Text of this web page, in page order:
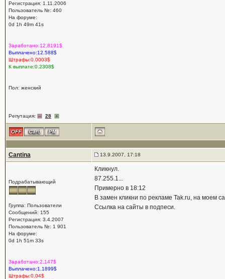
Регистрация: 1.11.2006
Пользователь №: 460
На форуме:
0d 1h 49m 41s
Заработано:12.8191$
Выплачено:12.588$
Штрафы:0.0003$
К выплате:0.2308$
Пол: женский
Репутация: 28
Cantina 13.9.2007, 17:18
Подрабатывающий
Группа: Пользователи
Сообщений: 155
Регистрация: 3.4.2007
Пользователь №: 1 901
На форуме:
0d 1h 51m 33s
Заработано:2.147$
Выплачено:1.1899$
Штрафы:0.04$
Кликнул.
87.255.1...
Примерно в 18:12
В замен кликни по рекламе Tak.ru, на моем
Ссылка на сайты в подпеси.